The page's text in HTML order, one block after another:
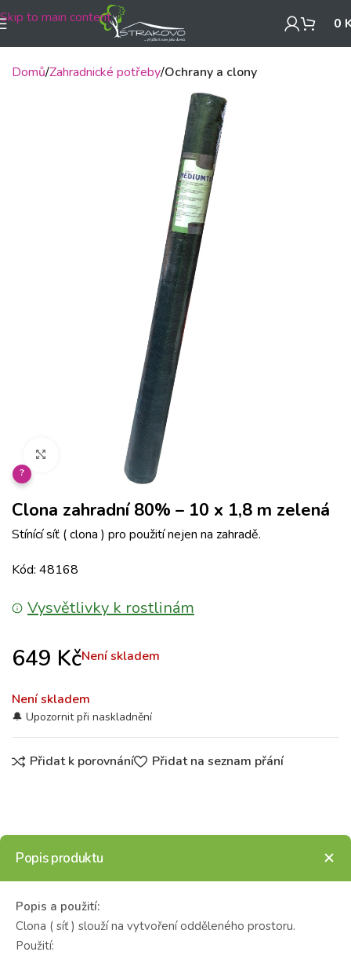
Skip to main content 0
Domů Zahradnické potřeby Ochrany a clony
Klikněte pro zvětšení
?
Clona zahradní 80% – 10 x 1,8 m zelená
Stínící síť ( clona ) pro použití nejen na zahradě.
Kód: 48168
Vysvětlivky k rostlinám
649 KčNení skladem
Není skladem
Přidat k porovnání Přidat na seznam přání
Popis produktu
Popis a použití:
Clona ( síť ) slouží na vytvoření odděleného prostoru.
Použití: